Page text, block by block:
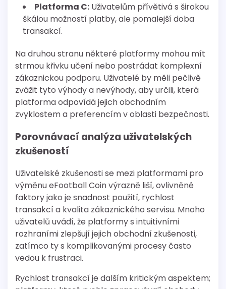
Platforma C: Uživatelům přívětivá s širokou
škálou možností platby, ale pomalejší doba
transakcí.
Na druhou stranu některé platformy mohou mít
strmou křivku učení nebo postrádat komplexní
zákaznickou podporu. Uživatelé by měli pečlivě
zvážit tyto výhody a nevýhody, aby určili, která
platforma odpovídá jejich obchodním
zvyklostem a preferencím v oblasti bezpečnosti.
Porovnávací analýza uživatelských
zkušeností
Uživatelské zkušenosti se mezi platformami pro
výměnu eFootball Coin výrazně liší, ovlivněné
faktory jako je snadnost použití, rychlost
transakcí a kvalita zákaznického servisu. Mnoho
uživatelů uvádí, že platformy s intuitivními
rozhraními zlepšují jejich obchodní zkušenosti,
zatímco ty s komplikovanými procesy často
vedou k frustraci.
Rychlost transakcí je dalším kritickým aspektem;